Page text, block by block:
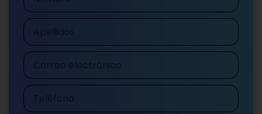
Apellidos
Correo
electrónico
Teléfono